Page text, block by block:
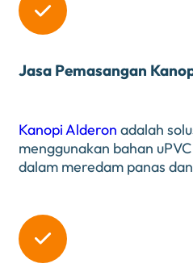

Jasa Pemasangan
Kanopi Alderon adalah
menggunakan bahan
dalam meredam panas
